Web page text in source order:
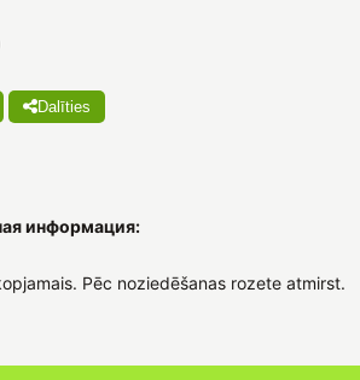
Dalīties
информация:
Pēc noziedēšanas rozete atmirst.